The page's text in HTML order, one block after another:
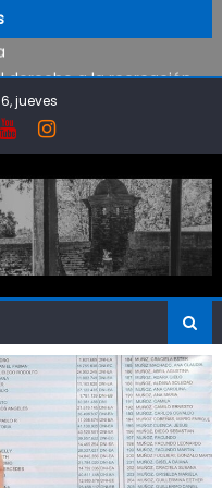
derecho a la recreación
de incendios forestales
jueves